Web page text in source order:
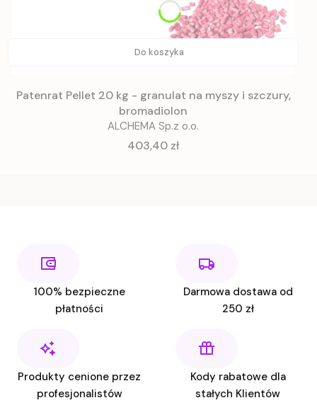
Do koszyka
Patenrat Pellet 20 kg - granulat na myszy i szczury,
bromadiolon
ALCHEMA Sp.z o.o.
Cena
403,40 zł
100% bezpieczne
płatności
Darmowa dostawa od
250 zł
Produkty cenione przez
profesjonalistów
Kody rabatowe dla
stałych Klientów